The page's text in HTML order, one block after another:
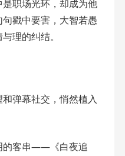
职场光环，却成为他
戳中要害，大智若愚
理的纠结。
弹幕社交，悄然植入
的客串——《白夜追